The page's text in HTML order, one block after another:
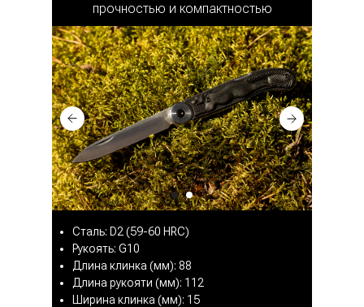
прочностью и компактностью
Сталь: D2 (59-60 HRC)
Рукоять: G10
Длина клинка (мм): 88
Длина рукояти (мм): 112
Ширина клинка (мм): 15